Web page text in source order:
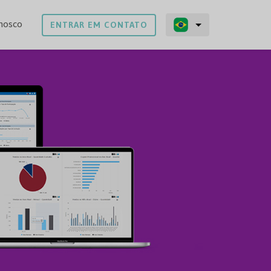
ENTRAR EM CONTATO